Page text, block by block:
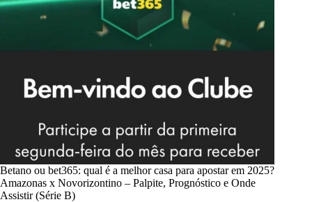
Betano ou bet365: qual é a melhor casa para apostar em 2025?
Amazonas x Novorizontino – Palpite, Prognóstico e Onde
Assistir (Série B)